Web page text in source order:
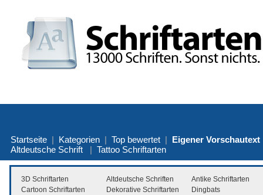
Startseite | Kategorien | Top bewertet | Eigener Vorschautext
Altdeutsche Schrift | Tattoo Schriftarten
3D Schriftarten Altdeutsche Schriften
Antike Schriftarten
Cartoon Schriftarten
Dekorative Schriftarten
Dingbats